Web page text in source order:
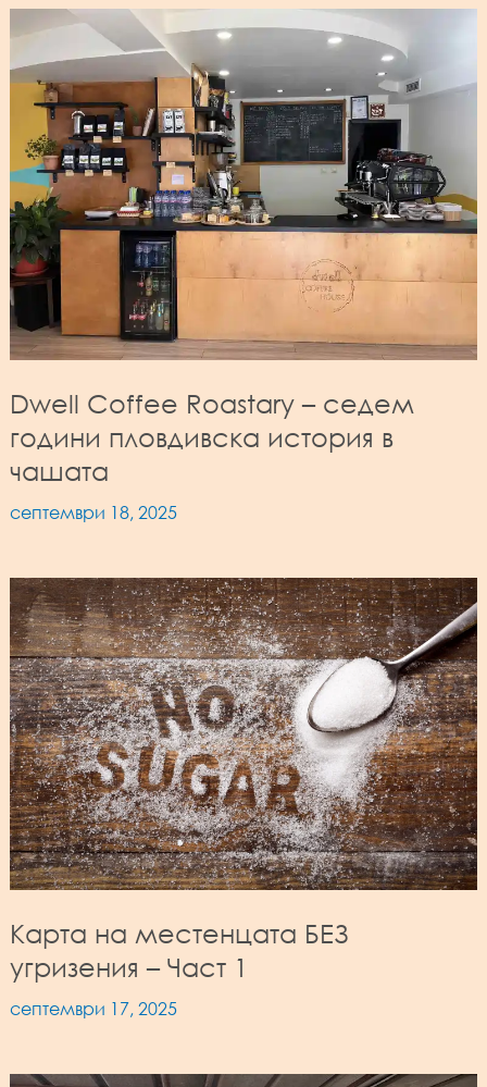
Dwell Coffee Roastary – седем
години пловдивска история в
чашата
септември 18, 2025
Карта на местенцата БЕЗ
угризения – Част 1
септември 17, 2025